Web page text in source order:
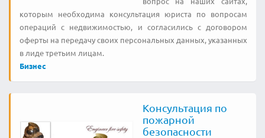
которым необходима консультация юриста по вопросам
операций с недвижимостью, и согласились с договором
оферты на передачу своих персональных данных, указанных
в лиде третьим лицам.
Бизнес
Консультация по
пожарной
безопасности